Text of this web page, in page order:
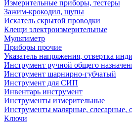
Измерительные приборы, тестеры
Зажим-крокодил, щупы
Искатель скрытой проводки
Клещи электроизмерительные
Мультиметр
Приборы прочие
Указатель напряжения, отвертка
Инструмент ручной общего
Инструмент шарнирно-губчатый
Инструмент для СИП
Инвентарь инструмент
Инструменты измерительные
Инструменты малярные, слесарные,
Ключи